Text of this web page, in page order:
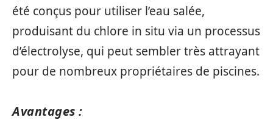
été conçus pour utiliser l’eau salée,
produisant du chlore in situ via un processus
d’électrolyse, qui peut sembler très attrayant
pour de nombreux propriétaires de piscines.
Avantages :